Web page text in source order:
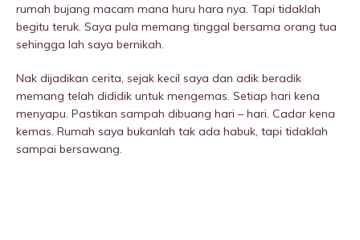
rumah bujang macam mana huru hara nya. Tapi tidaklah
begitu teruk. Saya pula memang tinggal bersama orang tua
sehingga lah saya bernikah.
Nak dijadikan cerita, sejak kecil saya dan adik beradik
memang telah dididik untuk mengemas. Setiap hari kena
menyapu. Pastikan sampah dibuang hari – hari. Cadar kena
kemas. Rumah saya bukanlah tak ada habuk, tapi tidaklah
sampai bersawang.